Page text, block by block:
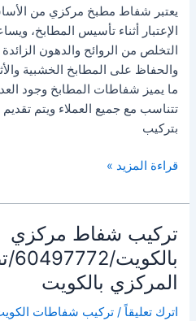
يعتبر شفاط مطبخ مركزي من
الإعتبار أثناء تأسيس المطابخ،
التخلص من الروائح والدهون
والحفاظ على المطابخ الخشبية
ما يميز شفاطات المطابخ وجود
تتناسب مع جميع العملاء ويتم
بتركيب
شفاط
مركزي
شفاط
مركزي
الكويت
قراءة المزيد »
تركيب شفاط مركزي
المركزي بالكويت
اترك تعليقاً /تركيب شفاطات